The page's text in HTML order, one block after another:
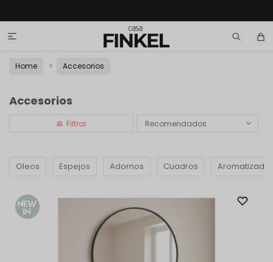

Home Accesorios
Accesorios
Recomendados
Oleos Espejos Adornos Cuadros